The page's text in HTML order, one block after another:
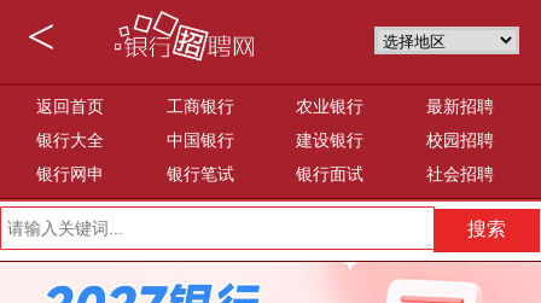
<
返回首页 工商银行 农业银行
最新招聘
银行大全
中国银行 建设银行
校园招聘
银行网申
银行笔试 银行面试 社会招聘